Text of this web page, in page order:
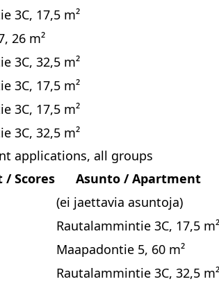
3C, 17,5 m²
26 m²
3C, 32,5 m²
3C, 17,5 m²
3C, 17,5 m²
3C, 32,5 m²
applications, all groups
/ Scores
Asunto / Apartment
(ei jaettavia asuntoja)
Rautalammintie 3C, 17,5 m²
Maapadontie 5, 60 m²
Rautalammintie 3C, 32,5 m²